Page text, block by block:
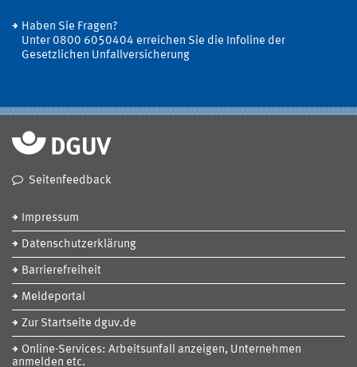
Haben Sie Fragen?
Unter 0800 6050404 erreichen Sie die Infoline der
Gesetzlichen Unfallversicherung
Seitenfeedback
Impressum
Datenschutzerklärung
Barrierefreiheit
Meldeportal
Zur Startseite dguv.de
Online-Services: Arbeitsunfall anzeigen, Unternehmen
anmelden etc.